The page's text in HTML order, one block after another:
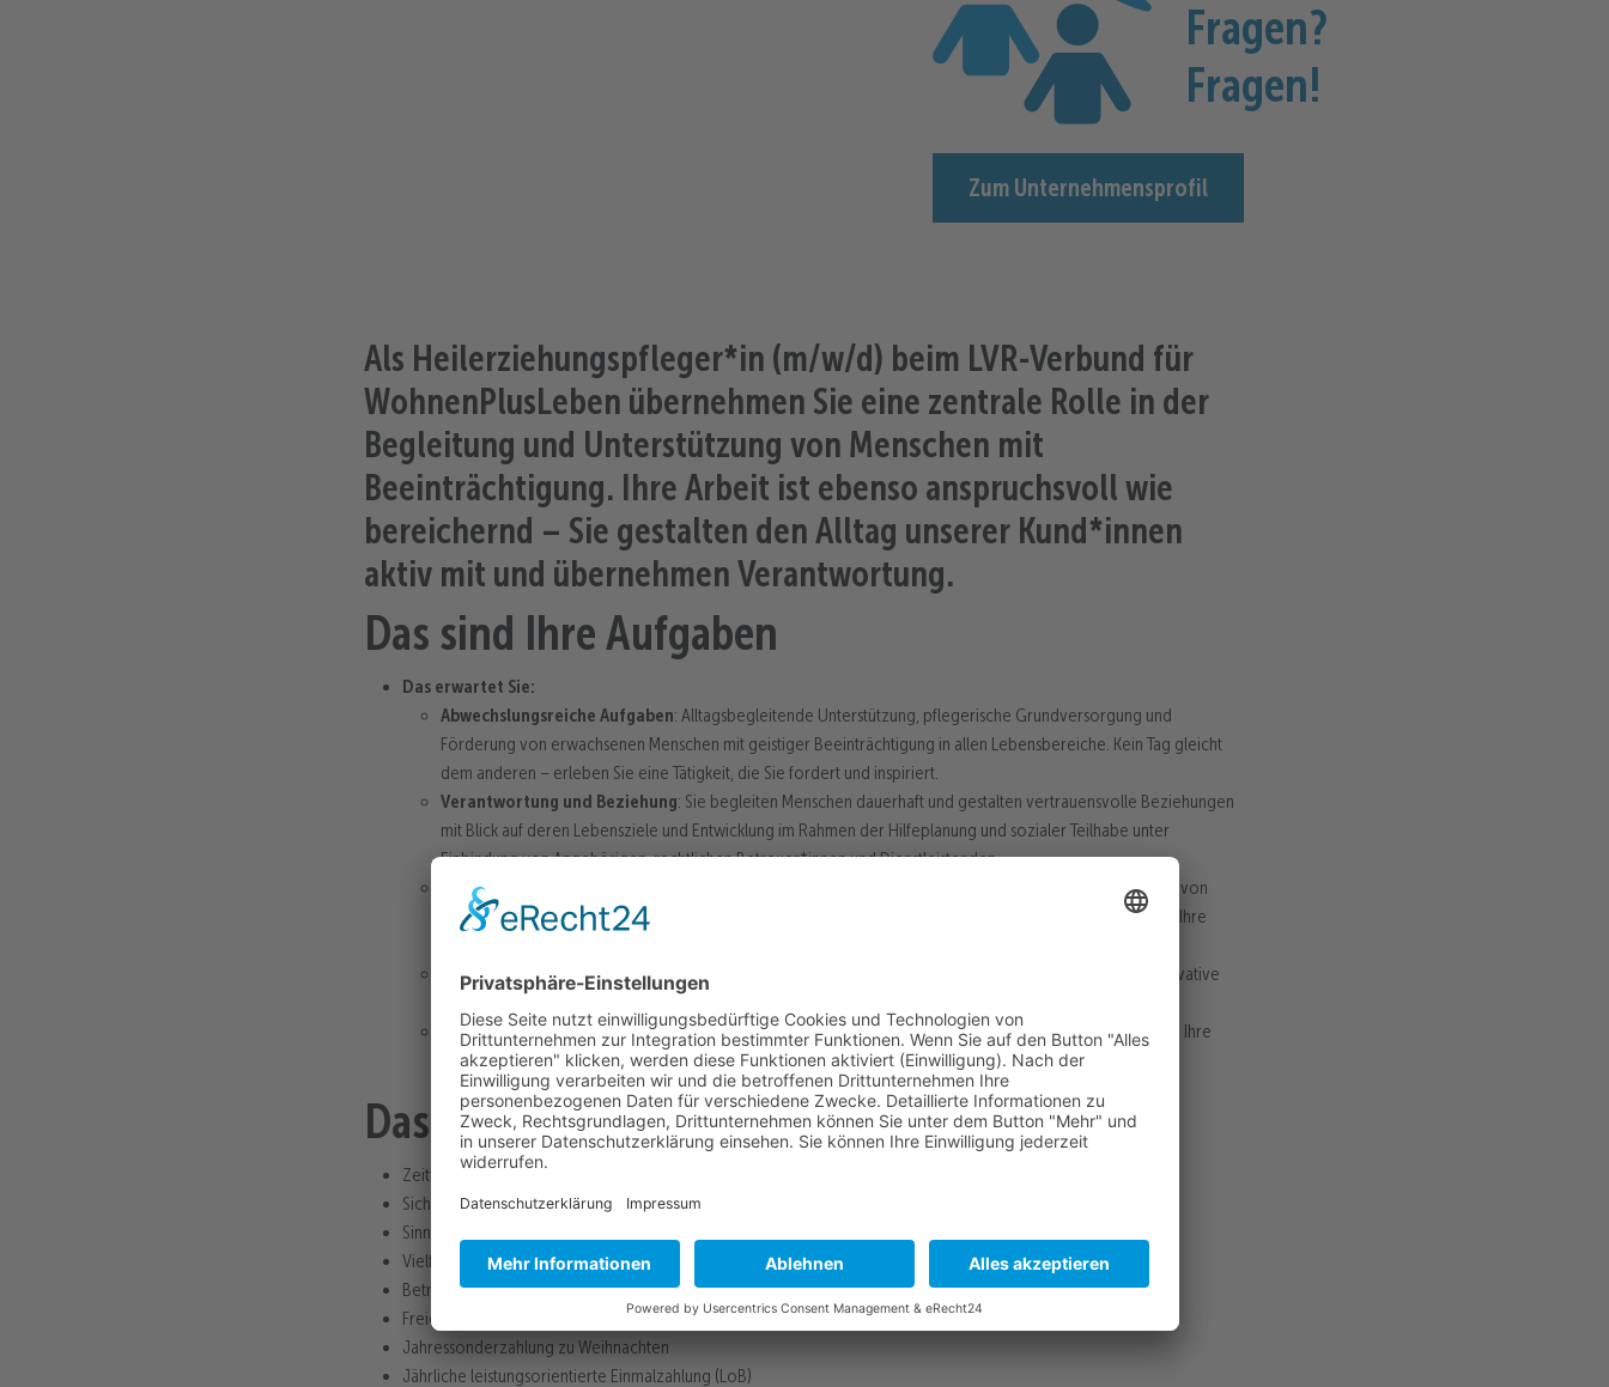
Fragen?
Fragen!
Zum Unternehmensprofil
Als Heilerziehungspfleger*in (m/w/d) beim LVR-Verbund für
WohnenPlusLeben übernehmen Sie eine zentrale Rolle in der
Begleitung und Unterstützung von Menschen mit
Beeinträchtigung. Ihre Arbeit ist ebenso anspruchsvoll wie
bereichernd – Sie gestalten den Alltag unserer Kund*innen
aktiv mit und übernehmen Verantwortung.
Das sind Ihre Aufgaben
Das erwartet Sie:
Abwechslungsreiche Aufgaben: Alltagsbegleitende Unterstützung, pflegerische Grundversorgung und
Förderung von erwachsenen Menschen mit geistiger Beeinträchtigung in allen Lebensbereiche. Kein Tag gleicht
dem anderen – erleben Sie eine Tätigkeit, die Sie fordert und inspiriert.
Verantwortung und Beziehung: Sie begleiten Menschen dauerhaft und gestalten vertrauensvolle Beziehungen
mit Blick auf deren Lebensziele und Entwicklung im Rahmen der Hilfeplanung und sozialer Teilhabe unter
Einbindung von Angehörigen, rechtlichen Betreuer*innen und Dienstleistenden.
Erlebnisorientierung und ganzheitliche Arbeit
: Bringen Sie Ihre Persönlichkeit ein und profitieren Sie von
einem großen, vielseitigen Aufgabenspektrum. Setzen Sie kreative Freizeitaktivitäten um und machen Sie Ihre
Kreatives, selbstbestimmtes Arbeiten
: Sie gestalten Ihre Arbeit eigenständig und haben Raum für innovative
Gesellschaftliche Relevanz: Werden Sie Teil eines wichtigen gesellschaftlichen und politischen Auftrags. Ihre
Arbeit wird anerkannt und geschätzt.
Das bieten wir Ihnen
Zeitwertkonten zur flexiblen Gestaltung der Lebensarbeitszeit
Sicherer Arbeitsplatz
Sinnstiftende Tätigkeiten
Vielfältiges Aufgabengebiet
Betriebliche Altersversorgung im Tarifbereich
Freier Eintritt in die LVR-Museen
Jahressonderzahlung zu Weihnachten
Jährliche leistungsorientierte Einmalzahlung (LoB)